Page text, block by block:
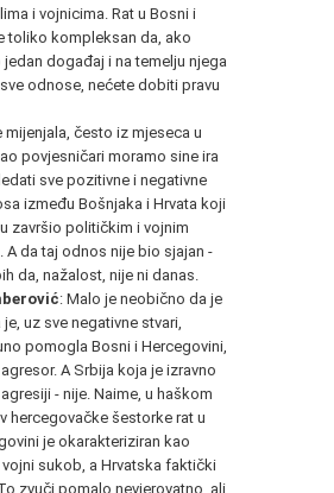
i vojnicima. Rat u Bosni i
toliko kompleksan da, ako
događaj i na temelju njega
odnose, nećete dobiti pravu
mijenjala, često iz mjeseca u
povjesničari moramo sine ira
sve pozitivne i negativne
između Bošnjaka i Hrvata koji
završio političkim i vojnim
A da taj odnos nije bio sjajan -
da, nažalost, nije ni danas.
: Malo je neobično da je
uz sve negativne stvari,
pomogla Bosni i Hercegovini,
A Srbija koja je izravno
- nije. Naime, u haškom
hercegovačke šestorke rat u
je okarakteriziran kao
sukob, a Hrvatska faktički
zvuči pomalo nevjerovatno, ali